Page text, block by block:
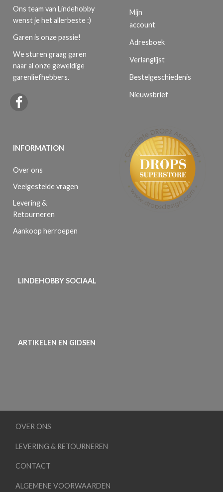
Ons team van Lindehobby
wenst je het allerbeste :)
Garen is onze passie!
We sturen graag garen
naar al onze geweldige
garenliefhebbers.
INFORMATION
Over ons
Veelgestelde vragen
Levering &
Retourneren
Aankoop herroepen
Mijn
account
Adresboek
Verlanglijst
Bestelgeschiedenis
Nieuwsbrief
LINDEHOBBY SOCIAAL
ARTIKELEN EN GIDSEN
OVER ONS
LEVERING & RETOURNEREN
CONTACT
ALGEMENE VOORWAARDEN